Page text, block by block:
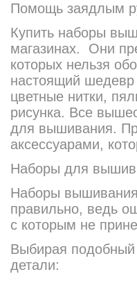
Помощь заядлым
Купить наборы
магазинах. Они
которых нельзя
настоящий шедевр
цветные нитки,
рисунка. Все
для вышивания.
аксессуарами,
Наборы для
Наборы вышивания
правильно, ведь
с которым не
Выбирая
детали: